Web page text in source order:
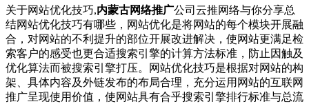
关于网站优化技巧,内蒙古网络推广公司云推网络与你分享总
结网站优化技巧有哪些，网站优化是将网站的每个模块开展融
合，对网站的不利提升的部位开展改进解决，使网站更满足检
索客户的感受也更合适搜索引擎的计算方法标准，防止因触及
优化算法而被搜索引擎打压。网站优化技巧是根据对网站的构
架、具体内容及外链发布的布局合理，充分运用网站的互联网
推广呈现使用价值，使网站具有合乎搜索引擎排行标准与总流